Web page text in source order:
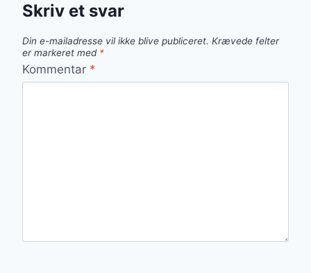
Skriv et svar
Din e-mailadresse vil ikke blive publiceret. Krævede felter
er markeret med *
Kommentar *